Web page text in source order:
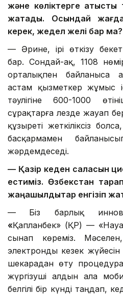
және көліктерге
жатады. Осындай
керек, жедел желі бар ма?
— Әрине, ірі өткізу
бар. Сондай-ақ, 1108
орталықпен байланыса
астам қызметкер жұмыс
тәулігіне 600-1000
сұрақтарға лезде жауап
құзыреті жеткіліксіз
басқармамен
жәрдемдеседі.
— Қазір кеден саласын
естиміз. Өзбекстан
жаңашылдықтар енгізіп
—
Біз барлық
«Қапланбек» (ҚР) —
сынап көреміз.
электронды кезек жүйесін
шекарадан өту
жүргізуші алдын ала
белгілі бір күнді таңдап,